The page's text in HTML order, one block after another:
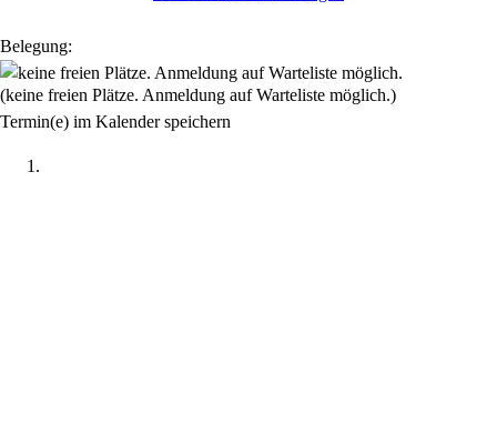
Belegung:
(keine freien Plätze. Anmeldung auf Warteliste möglich.)
Termin(e) im Kalender speichern